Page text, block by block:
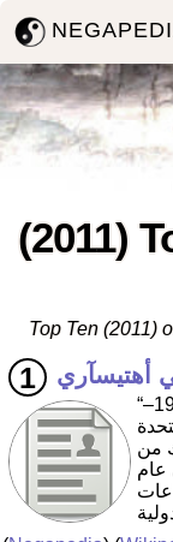
(2011)
Top Ten (2011)
أهتيسآري
“مارتـّي أهتيسآري. الرئيس الفنلندي العاشر (1994–
من
عام